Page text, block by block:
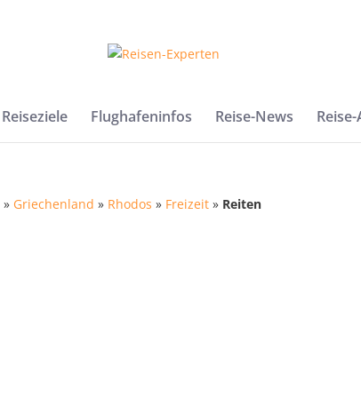
Reiseziele Flughafeninfos Reise-News
» Griechenland » Rhodos » Freizeit » Reiten